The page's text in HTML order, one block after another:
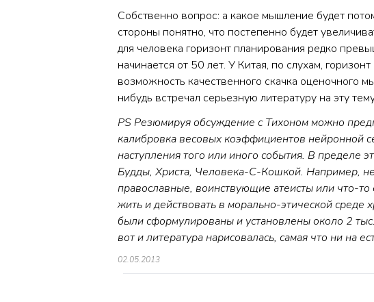
Собственно вопрос: а какое мышление будет
стороны понятно, что постепенно будет
для человека горизонт планирования редко
начинается от 50 лет. У Китая, по слухам,
возможность качественного скачка оценочного
нибудь встречал серьезную литературу на эту
PS Резюмируя обсуждение с Тихоном можно
калибровка весовых коэффициентов нейронной
наступления того или иного события. В пределе
Будды, Христа, Человека-С-Кошкой. Например,
православные, воинствующие атеисты или что-
жить и действовать в морально-этической среде
были сформулированы и установлены около 2
вот и литература нарисовалась, самая что ни на
02.05.2013